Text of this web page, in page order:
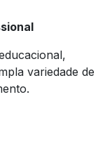
variedade de